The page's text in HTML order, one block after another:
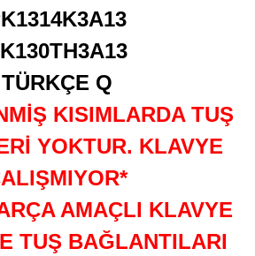
TÜRKÇE Q
KISIMLARDA TUŞ
YOKTUR. KLAVYE
AMAÇLI KLAVYE
TUŞ BAĞLANTILARI